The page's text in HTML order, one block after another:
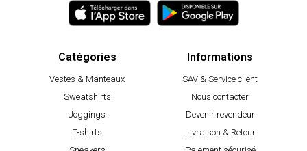
Catégories
Vestes & Manteaux
Sweatshirts
Joggings
T-shirts
Informations
SAV & Service client
Nous contacter
Devenir revendeur
Livraison & Retour